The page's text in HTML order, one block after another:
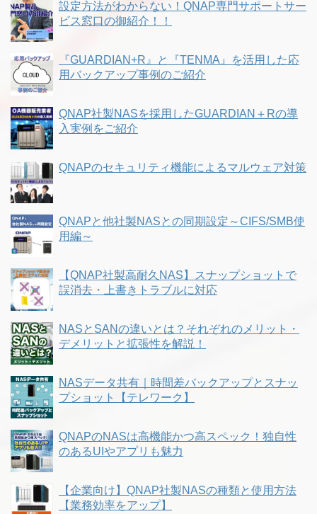
設定方法がわからない！QNAP専門サポートサー
ビス窓口の御紹介！！
『GUARDIAN+R』と『TENMA』を活用した応
用バックアップ事例のご紹介
QNAP社製NASを採用したGUARDIAN＋Rの導
入実例をご紹介
QNAPのセキュリティ機能によるマルウェア対策
QNAPと他社製NASとの同期設定～CIFS/SMB使
用編～
【QNAP社製高耐久NAS】スナップショットで
誤消去・上書きトラブルに対応
NASとSANの違いとは？それぞれのメリット・
デメリットと拡張性を解説！
NASデータ共有｜時間差バックアップとスナッ
プショット【テレワーク】
QNAPのNASは高機能かつ高スペック！独自性
のあるUIやアプリも魅力
【企業向け】QNAP社製NASの種類と使用方法
【業務効率をアップ】